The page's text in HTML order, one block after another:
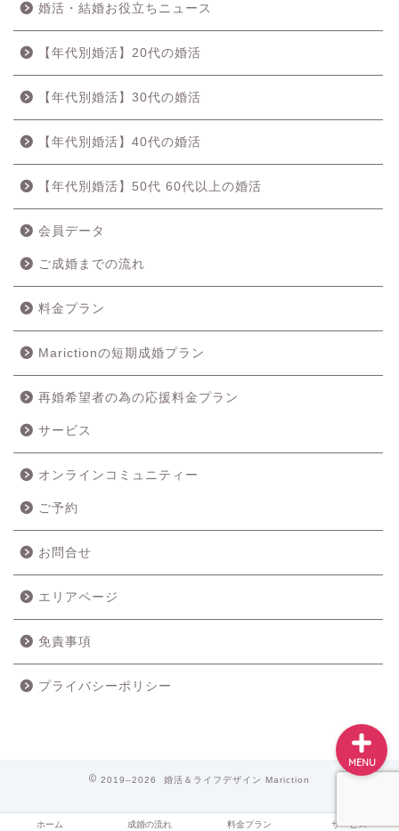
婚活・結婚お役立ちニュース
【年代別婚活】20代の婚活
【年代別婚活】30代の婚活
【年代別婚活】40代の婚活
【年代別婚活】50代 60代以上の婚活
会員データ
ご成婚までの流れ
料金プラン
Marictionの短期成婚プラン
再婚希望者の為の応援料金プラン
サービス
オンラインコミュニティー
ご予約
お問合せ
エリアページ
免責事項
プライバシーポリシー
2019–2026 婚活＆ライフデザイン Mariction
ホーム 成婚の流れ 料金プラン サービス
MENU
サービス